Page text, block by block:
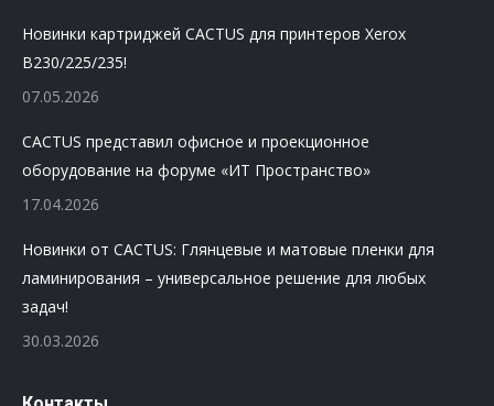
Новинки картриджей CACTUS для принтеров Xerox
B230/225/235!
07.05.2026
CACTUS представил офисное и проекционное
оборудование на форуме «ИТ Пространство»
17.04.2026
Новинки от CACTUS: Глянцевые и матовые пленки для
ламинирования – универсальное решение для любых
задач!
30.03.2026